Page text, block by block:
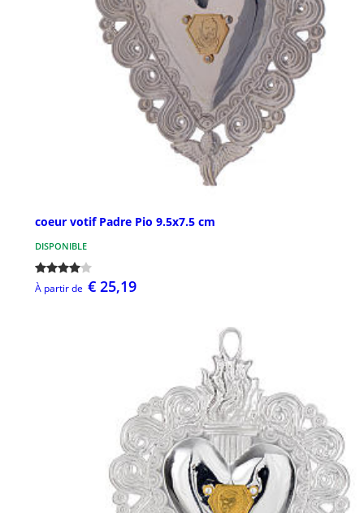
coeur votif Padre Pio 9.5x7.5 cm
DISPONIBLE
À partir de € 25,19